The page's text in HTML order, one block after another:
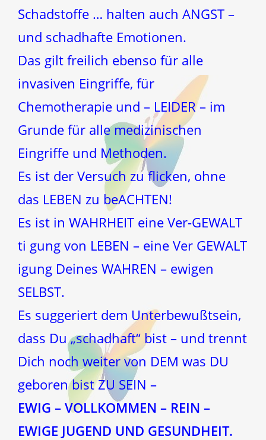
Schadstoffe … halten auch ANGST –
und schadhafte Emotionen.
Das gilt freilich ebenso für alle
invasiven Eingriffe, für
Chemotherapie und – LEIDER – im
Grunde für alle medizinischen
Eingriffe und Methoden.
Es ist der Versuch zu flicken, ohne
das LEBEN zu beACHTEN!
Es ist in WAHRHEIT eine Ver-GEWALT
ti gung von LEBEN – eine Ver GEWALT
igung Deines WAHREN – ewigen
SELBST.
Es suggeriert dem Unterbewußtsein,
dass Du „schadhaft“ bist – und trennt
Dich noch weiter von DEM was DU
geboren bist ZU SEIN –
EWIG – VOLLKOMMEN – REIN –
EWIGE JUGEND UND GESUNDHEIT.